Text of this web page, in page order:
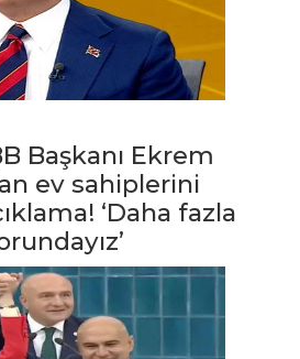
Başkanı Ekrem
ev sahiplerini
‘Daha fazla